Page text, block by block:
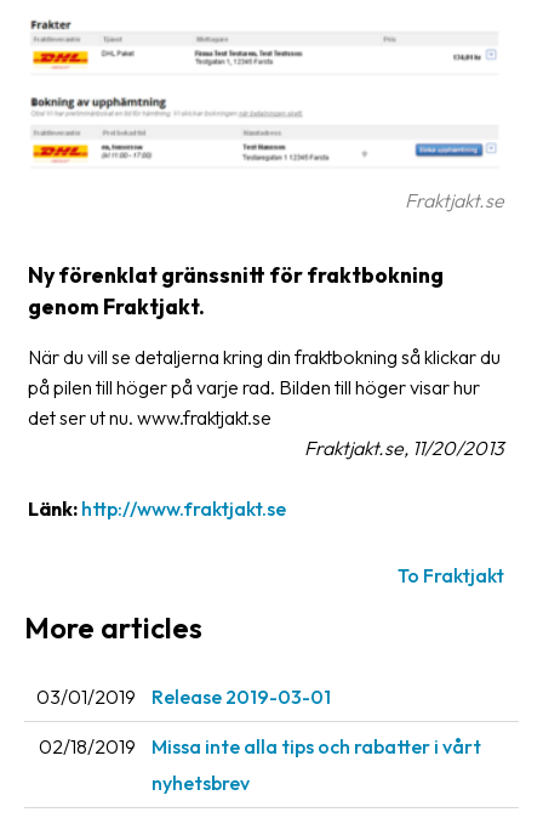
Packing
Shipping
documents
declarations
terms
Pickups
Downloads
Support
About
the
company
About
Fraktjakt.se
Ny förenklat gränssnitt för fraktbokning
genom Fraktjakt.
När du vill se detaljerna kring din fraktbokning så klickar du
på pilen till höger på varje rad. Bilden till höger visar hur
det ser ut nu. www.fraktjakt.se
Fraktjakt.se, 11/20/2013
Länk: http://www.fraktjakt.se
To Fraktjakt
More articles
03/01/2019 Release 2019-03-01
02/18/2019
Missa inte alla tips och rabatter i vårt
nyhetsbrev